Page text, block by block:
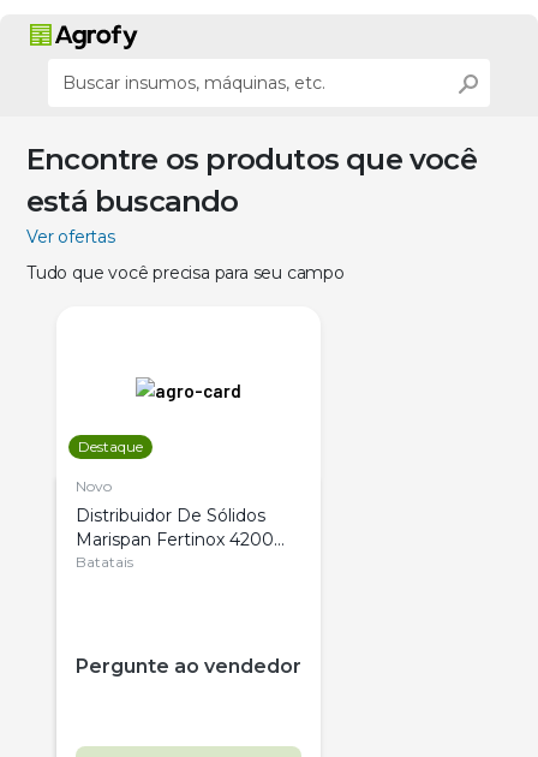
Encontre os produtos que você
está buscando
Ver ofertas
Tudo que você precisa para seu campo
Destaque
Novo
Distribuidor De Sólidos
Marispan Fertinox 4200
Citrus
Batatais
Pergunte ao vendedor